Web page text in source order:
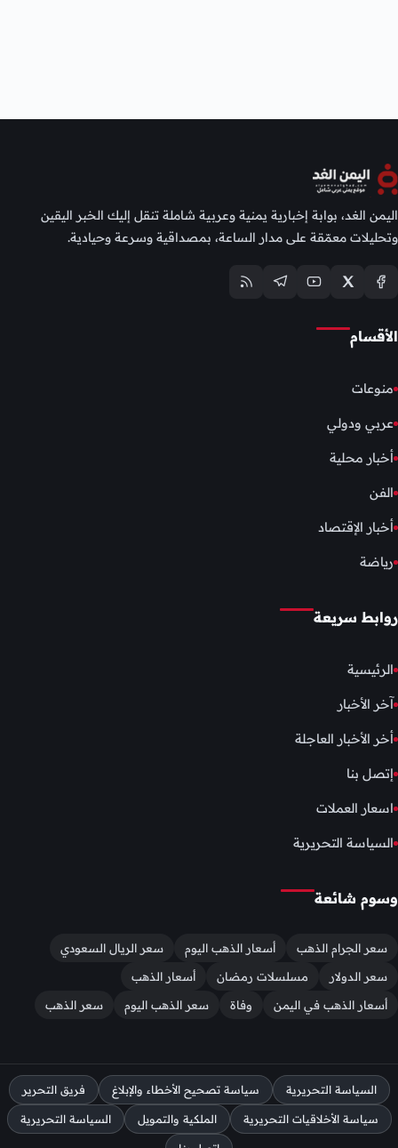
اليمن الغد، بوابة إخبارية يمنية وعربية شاملة تنقل إليك الخبر اليقين
وتحليلات معمّقة على مدار الساعة، بمصداقية وسرعة وحيادية.
الأقسام
منوعات
عربي ودولي
أخبار محلية
الفن
أخبار الإقتصاد
رياضة
روابط سريعة
الرئيسية
آخر الأخبار
أخر الأخبار العاجلة
إتصل بنا
اسعار العملات
السياسة التحريرية
وسوم شائعة
سعر الجرام الذهب أسعار الذهب اليوم
سعر الريال السعودي
سعر الدولار
مسلسلات رمضان
أسعار الذهب
أسعار الذهب في اليمن
وفاة سعر الذهب اليوم سعر الذهب
السياسة التحريرية سياسة تصحيح الأخطاء والإبلاغ فريق التحرير
سياسة الأخلاقيات التحريرية الملكية والتمويل السياسة التحريرية